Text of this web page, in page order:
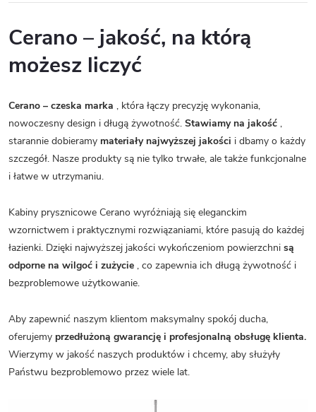
Cerano – jakość, na którą
możesz liczyć
Cerano – czeska marka , która łączy precyzję wykonania,
nowoczesny design i długą żywotność. Stawiamy na jakość ,
starannie dobieramy materiały najwyższej jakości i dbamy o każdy
szczegół. Nasze produkty są nie tylko trwałe, ale także funkcjonalne
i łatwe w utrzymaniu.
Kabiny prysznicowe Cerano wyróżniają się eleganckim
wzornictwem i praktycznymi rozwiązaniami, które pasują do każdej
łazienki. Dzięki najwyższej jakości wykończeniom powierzchni są
odporne na wilgoć i zużycie , co zapewnia ich długą żywotność i
bezproblemowe użytkowanie.
Aby zapewnić naszym klientom maksymalny spokój ducha,
oferujemy przedłużoną gwarancję i profesjonalną obsługę klienta.
Wierzymy w jakość naszych produktów i chcemy, aby służyły
Państwu bezproblemowo przez wiele lat.